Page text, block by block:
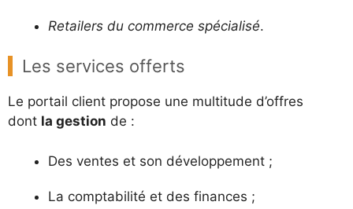
Retailers du commerce spécialisé.
Les services offerts
Le portail client propose une multitude d’offres
dont la gestion de :
Des ventes et son développement ;
La comptabilité et des finances ;